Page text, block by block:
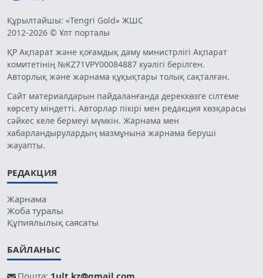
Құрылтайшы: «Tengri Gold» ЖШС
2012-2026 © Ұлт порталы
ҚР Ақпарат және қоғамдық даму министрлігі Ақпарат
комитетінің №KZ71VPY00084887 куәлігі берілген.
Авторлық және жарнама құқықтары толық сақталған.
Сайт материалдарын пайдаланғанда дереккөзге сілтеме
көрсету міндетті. Авторлар пікірі мен редакция көзқарасы
сәйкес келе бермеуі мүмкін. Жарнама мен
хабарландырулардың мазмұнына жарнама беруші
жауапты.
РЕДАКЦИЯ
Жарнама
Жоба туралы
Құпиялылық саясаты
БАЙЛАНЫС
Пошта: 1ult.kz@gmail.com